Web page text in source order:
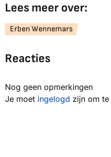
Lees meer over:
Erben Wennemars
Reacties
Nog geen opmerkingen
Je moet ingelogd zijn om te